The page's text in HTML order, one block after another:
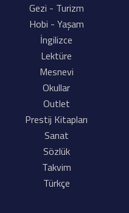
Gezi - Turizm
Hobi - Yaşam
İngilizce
Lektüre
Mesnevi
Okullar
Outlet
Prestij Kitapları
Sanat
Sözlük
Takvim
Türkçe